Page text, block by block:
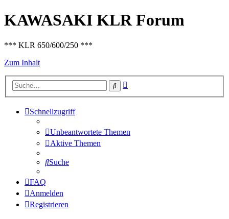
KAWASAKI KLR Forum
*** KLR 650/600/250 ***
Zum Inhalt
Suche
Schnellzugriff
Unbeantwortete Themen
Aktive Themen
Suche
FAQ
Anmelden
Registrieren